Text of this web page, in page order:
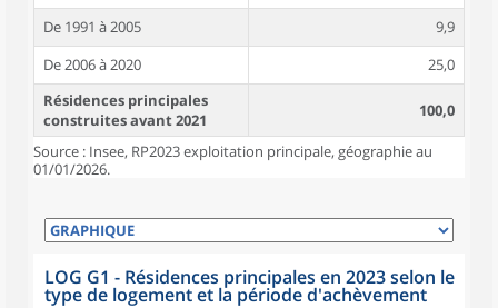
De 1991 à 2005
9,9
De 2006 à 2020
25,0
Résidences principales
construites avant 2021
100,0
Source : Insee, RP2023 exploitation principale, géographie au
01/01/2026.
LOG G1 - Résidences principales en 2023 selon le
type de logement et la période d'achèvement